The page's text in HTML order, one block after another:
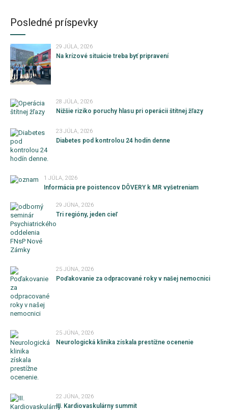
Posledné príspevky
29 JÚLA, 2026
Na krízové situácie treba byť pripravení
28 JÚLA, 2026
Nižšie riziko poruchy hlasu pri operácii štítnej žľazy
23 JÚLA, 2026
Diabetes pod kontrolou 24 hodín denne
1 JÚLA, 2026
Informácia pre poistencov DÔVERY k MR vyšetreniam
29 JÚNA, 2026
Tri regióny, jeden cieľ
25 JÚNA, 2026
Poďakovanie za odpracované roky v našej nemocnici
25 JÚNA, 2026
Neurologická klinika získala prestížne ocenenie
22 JÚNA, 2026
III. Kardiovaskulárny summit